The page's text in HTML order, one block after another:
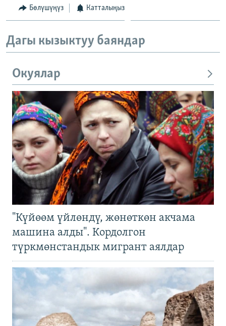
Бөлүшүңүз Катталыңыз
Дагы кызыктуу баяндар
Окуялар
"Күйөөм үйлөндү, жөнөткөн акчама
машина алды". Кордолгон
түркмөнстандык мигрант аялдар